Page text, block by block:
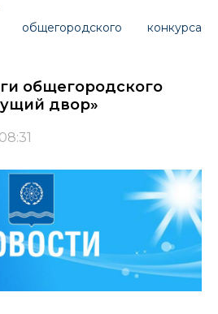
конкурса
общегородского
двор»